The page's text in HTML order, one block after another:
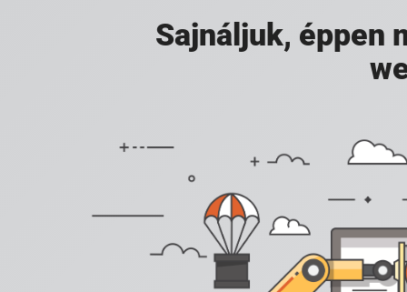
Sajnáljuk, éppen